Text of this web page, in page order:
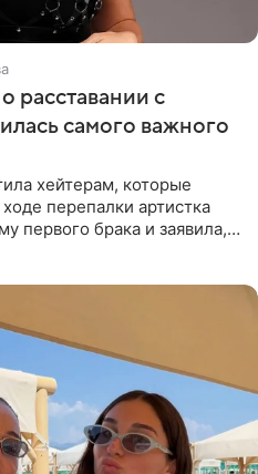
расставании с
самого важного
хейтерам, которые
перепалки артистка
первого брака и заявила,